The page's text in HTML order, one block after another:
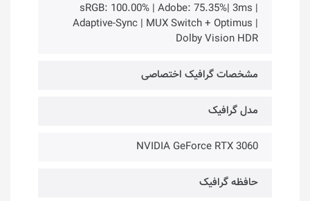
sRGB: 100.00% | Adobe: 75.35%| 3ms |
Adaptive-Sync | MUX Switch + Optimus |
Dolby Vision HDR
مشخصات گرافیک اختصاصی
مدل گرافیک
NVIDIA GeForce RTX 3060
حافظه گرافیک